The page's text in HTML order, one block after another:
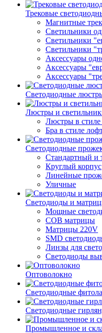
Трековые
Магнитные
Светильники
Светильники
Светильники
Аксессуары
Аксессуары
Аксессуары
Светодиодные
Люстры и
Люстры в стиле
Бра в стиле
Светодиодные
Стандартный и
Круглый корпус
Линейные
Уличные
Светодиоды и
Мощные
COB матрицы
Матрицы 220V
SMD
Линзы для
Светодиоды
Оптоволокно
Светодиодные
Светодиодные
Промышленное и